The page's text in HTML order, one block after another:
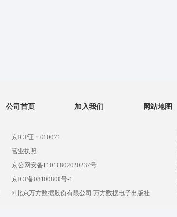
公司首页 加入我们 网站地图
京ICP证：010071
营业执照
京公网安备11010802020237号
京ICP备08100800号-1
©北京万方数据股份有限公司 万方数据电子出版社